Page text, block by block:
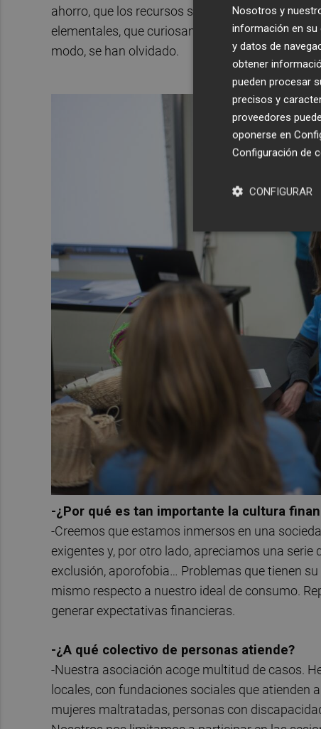
ahorro, que los recursos son limitados y las
elementales, que curiosamente las personas
modo, se han olvidado.
-¿Por qué es tan importante la cultura
-Creemos que estamos inmersos en una
exigentes y, por otro lado, apreciamos una
exclusión, aporofobia… Problemas que tienen
mismo respecto a nuestro ideal de consumo.
generar expectativas financieras.
-¿A qué colectivo de personas atiende?
-Nuestra asociación acoge multitud de casos.
locales, con fundaciones sociales que atienden
mujeres maltratadas, personas con
Nosotros y
información en su
y datos de
obtener
pueden procesar
precisos y
proveedores
oponerse en
Configuración de
CONFIGURAR